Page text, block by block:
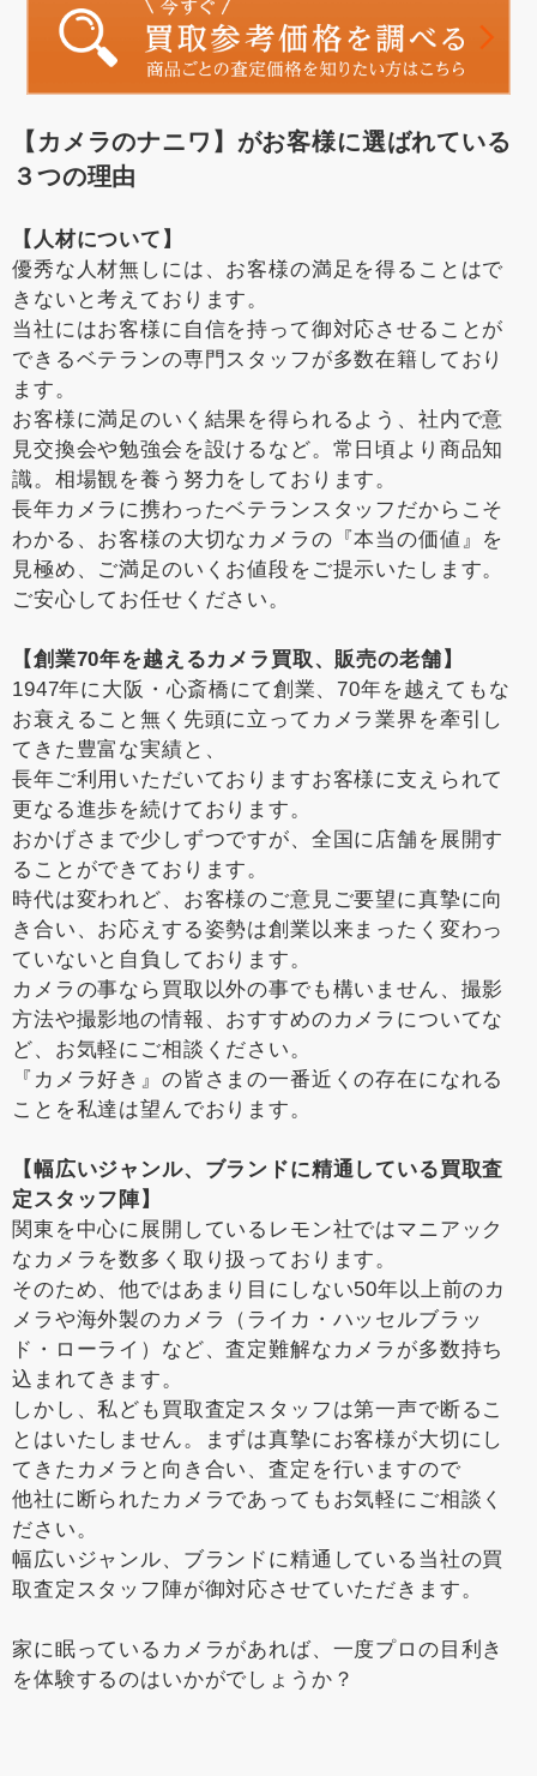
【カメラのナニワ】がお客様に選ばれている
３つの理由
【人材について】
優秀な人材無しには、お客様の満足を得ることはで
きないと考えております。
当社にはお客様に自信を持って御対応させることが
できるベテランの専門スタッフが多数在籍しており
ます。
お客様に満足のいく結果を得られるよう、社内で意
見交換会や勉強会を設けるなど。常日頃より商品知
識。相場観を養う努力をしております。
長年カメラに携わったベテランスタッフだからこそ
わかる、お客様の大切なカメラの『本当の価値』を
見極め、ご満足のいくお値段をご提示いたします。
ご安心してお任せください。
【創業70年を越えるカメラ買取、販売の老舗】
1947年に大阪・心斎橋にて創業、70年を越えてもな
お衰えること無く先頭に立ってカメラ業界を牽引し
てきた豊富な実績と、
長年ご利用いただいておりますお客様に支えられて
更なる進歩を続けております。
おかげさまで少しずつですが、全国に店舗を展開す
ることができております。
時代は変われど、お客様のご意見ご要望に真摯に向
き合い、お応えする姿勢は創業以来まったく変わっ
ていないと自負しております。
カメラの事なら買取以外の事でも構いません、撮影
方法や撮影地の情報、おすすめのカメラについてな
ど、お気軽にご相談ください。
『カメラ好き』の皆さまの一番近くの存在になれる
ことを私達は望んでおります。
【幅広いジャンル、ブランドに精通している買取査
定スタッフ陣】
関東を中心に展開しているレモン社ではマニアック
なカメラを数多く取り扱っております。
そのため、他ではあまり目にしない50年以上前のカ
メラや海外製のカメラ（ライカ・ハッセルブラッ
ド・ローライ）など、査定難解なカメラが多数持ち
込まれてきます。
しかし、私ども買取査定スタッフは第一声で断るこ
とはいたしません。まずは真摯にお客様が大切にし
てきたカメラと向き合い、査定を行いますので
他社に断られたカメラであってもお気軽にご相談く
ださい。
幅広いジャンル、ブランドに精通している当社の買
取査定スタッフ陣が御対応させていただきます。
家に眠っているカメラがあれば、一度プロの目利き
を体験するのはいかがでしょうか？